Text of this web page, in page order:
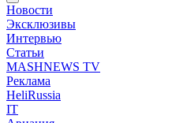
Новости
Эксклюзивы
Интервью
Статьи
MASHNEWS TV
Реклама
HeliRussia
IT